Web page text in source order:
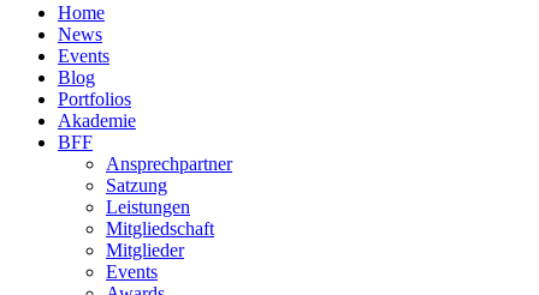
Home
News
Events
Blog
Portfolios
Akademie
BFF
Ansprechpartner
Satzung
Leistungen
Mitgliedschaft
Mitglieder
Events